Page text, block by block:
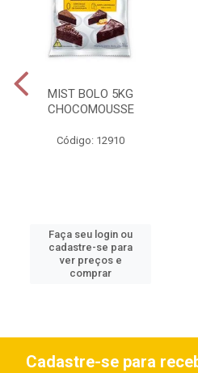
MIST BOLO 5KG
CHOCOMOUSSE
Código: 12910
Faça seu login ou
cadastre-se para
ver preços e
comprar
Cadastre-se para